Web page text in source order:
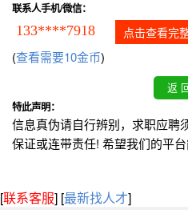
联系人手机/微信：
133****7918 点击查看完
(查看需要10金币)
特此声明：
信息真伪请自行辨别，求职应聘
保证或连带责任! 希望我们的平台
[联系客服] [最新找人才]